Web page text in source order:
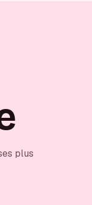
plus